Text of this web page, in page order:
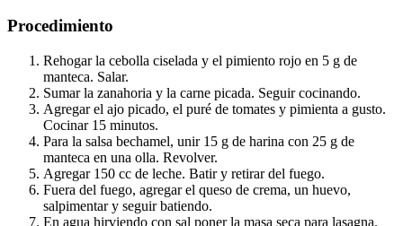
Procedimiento
Rehogar la cebolla ciselada y el pimiento rojo en 5 g de
manteca. Salar.
Sumar la zanahoria y la carne picada. Seguir cocinando.
Agregar el ajo picado, el puré de tomates y pimienta a gusto.
Cocinar 15 minutos.
Para la salsa bechamel, unir 15 g de harina con 25 g de
manteca en una olla. Revolver.
Agregar 150 cc de leche. Batir y retirar del fuego.
Fuera del fuego, agregar el queso de crema, un huevo,
salpimentar y seguir batiendo.
En agua hirviendo con sal poner la masa seca para lasagna.